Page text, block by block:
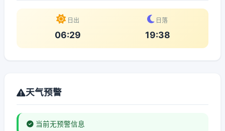
日出
06:29
日落
19:38
天气预警
当前无预警信息